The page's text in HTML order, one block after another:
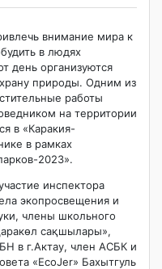
внимание мира к
в людях
день организуются
природы. Одним из
работы
на территории
в «Каракия-
в рамках
2023».
инспектора
экопросвещения и
члены школьного
сақшылары»,
в г.Актау, член АСБК и
«EcoJer» Бахытгуль